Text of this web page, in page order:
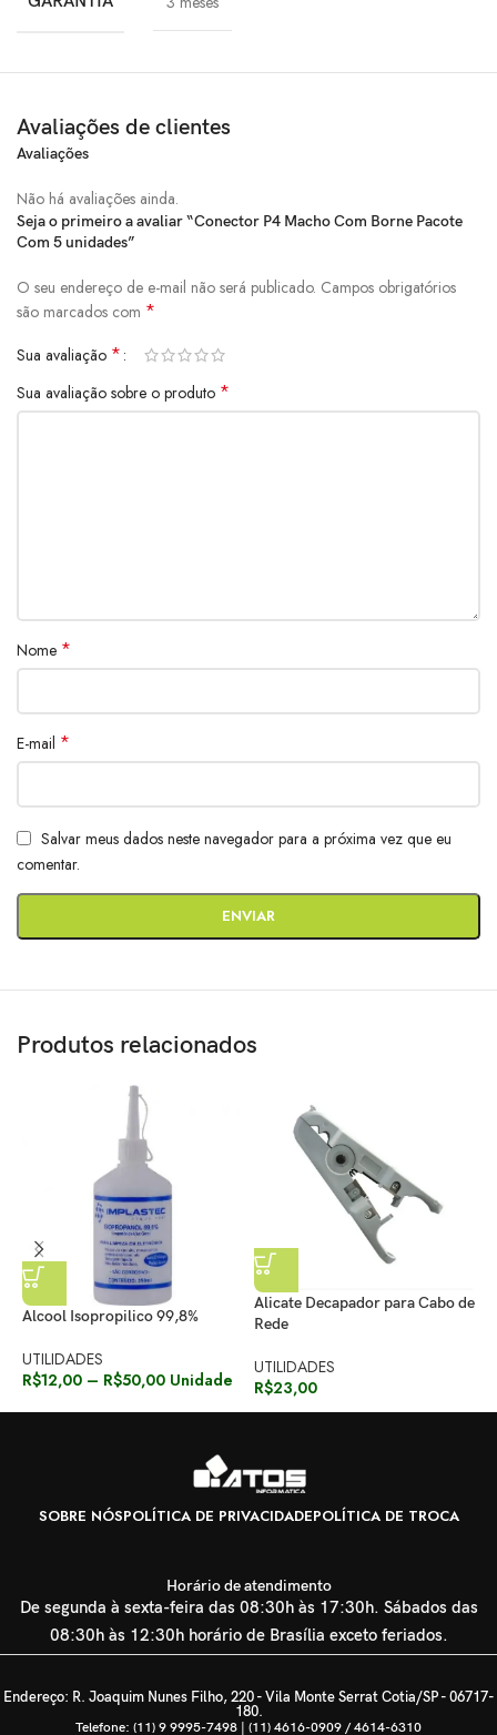
Avaliações de clientes
Avaliações
Não há avaliações ainda.
Seja o primeiro a avaliar “Conector P4 Macho Com Borne Pacote
Com 5 unidades”
O seu endereço de e-mail não será publicado. Campos obrigatórios
são marcados com *
Sua avaliação *
Sua avaliação sobre o produto *
Nome *
E-mail *
Salvar meus dados neste navegador para a próxima vez que eu
comentar.
Produtos relacionados
Alcool Isopropilico 99,8%
UTILIDADES
R$12,00 – R$50,00 Unidade
Alicate Decapador para Cabo de
Rede
UTILIDADES
R$23,00
SOBRE NÓSPOLÍTICA DE PRIVACIDADEPOLÍTICA DE TROCA
Horário de atendimento
De segunda à sexta-feira das 08:30h às 17:30h. Sábados das
08:30h às 12:30h horário de Brasília exceto feriados.
Endereço: R. Joaquim Nunes Filho, 220 - Vila Monte Serrat Cotia/SP - 06717-
180.
Telefone: (11) 9 9995-7498 | (11) 4616-0909 / 4614-6310